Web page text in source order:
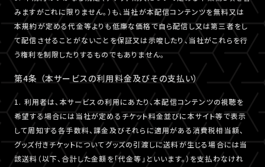
みますがこれに限りません。）も、当社が本配信コンテンツを無料又は
本規約が定める代金等よりも低廉な価格で自ら配信し又は第三者をし
て配信させることがないことを保証又は示唆したり、当社がこれらを行
う権利を制限したりするものでもありません。
第4条 （本サービスの利用料金及びその支払い）
1. 利用者は、本サービスの利用にあたり、本配信コンテンツの視聴を
希望する場合には当社が定めるチケット料金並びに本サイト等で表示
して周知する各手数料、課金及びそれらに適用がある消費税相当額、
グッズ付きチケットについてグッズの引渡しに送料が生じる場合には当
該送料（以下、合計した金額を「代金等」といいます。）を支払わなけれ